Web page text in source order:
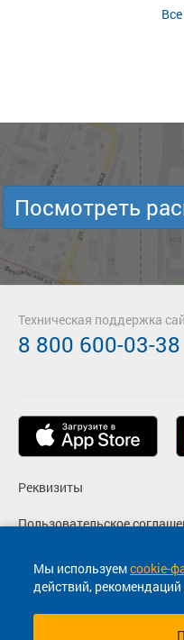
Мы используемcookie-
действий,
Посмотреть
Реквизиты
Пользовательское
Политика
Согласие на
Техническая поддержка
8 800 600-03-38